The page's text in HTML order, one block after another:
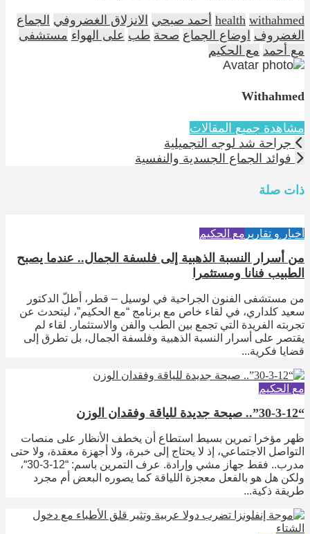
health withahmed أحمد صبحي الانزلاق الغضروفي الجماع
الغضروف اوضاع الجماع صحة طب على الهواء مستشفى
مع أحمد مع الحكيم
Withahmed
مشاهدة جميع المقالات
جراحة شد لوجه التجميلية
فوائد الجماع الجسدية والنفسية
ذات صلة
أخبار و تقارير مع الحكيم
من أسرار النسبة الذهبية إلى فلسفة الجمال.. عندما يصبح
الطبيب فنانا ومستثمرا
من مستشفى الفنون الجراحية في لوسيل – قطر، أطلّ الدكتور
سعيد كلداري، في لقاء خاص مع برنامج “مع الحكيم”، ليتحدث عن
تجربته الفريدة التي تجمع بين الطب والفن والاستثمار. لقاء لم
يقتصر على أسرار النسبة الذهبية وفلسفة الجمال، بل تطرق إلى
قضايا فكرية...
مع الحكيم
“30-3-12”.. صيحة جديدة للياقة وفقدان الوزن
ظهر مؤخرا تمرين بسيط استطاع أن يخطف الأنظار على منصات
التواصل الاجتماعي، إذ لا يحتاج إلى خبرة، ولا أجهزة معقدة، ولا حتى
مدرب.. فقط جهاز مشي وإرادة. عرف التمرين باسم: “12-3-30“،
ولكن هل هو بالفعل معجزة اللياقة كما يصوره البعض أم مجرد
طريقة ذكية...